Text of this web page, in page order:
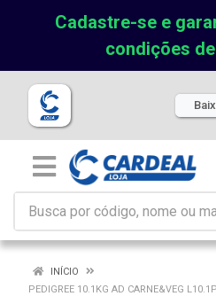
Cadastre-se e
condições
INÍCIO
PEDIGREE 10.1KG AD CARNE&VEG